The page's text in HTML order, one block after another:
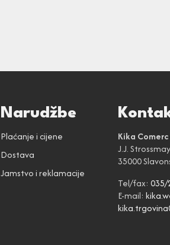
Narudžbe
Plaćanje i cijene
Dostava
Jamstvo i reklamacije
Kika Comerc
J.J.
35000
Tel/fax: 035/
E-mail: